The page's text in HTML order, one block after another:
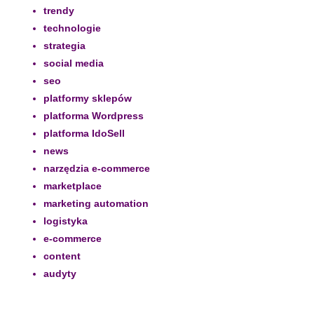
trendy
technologie
strategia
social media
seo
platformy sklepów
platforma Wordpress
platforma IdoSell
news
narzędzia e-commerce
marketplace
marketing automation
logistyka
e-commerce
content
audyty